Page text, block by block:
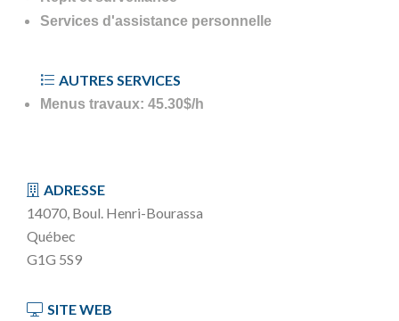
Services d'assistance personnelle
AUTRES SERVICES
Menus travaux: 45.30$/h
ADRESSE
14070, Boul. Henri-Bourassa
Québec
G1G 5S9
SITE WEB